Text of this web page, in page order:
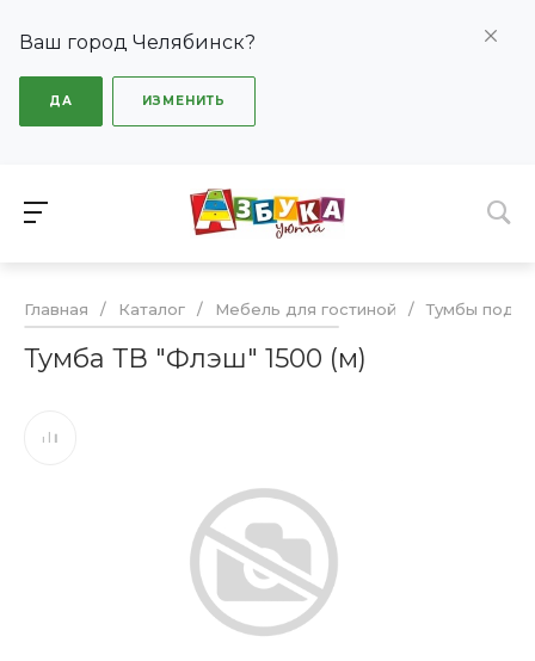
Ваш город Челябинск?
ДА ИЗМЕНИТЬ
Главная / Каталог / Мебель для гостиной / Тумбы под
Тумба ТВ "Флэш" 1500 (м)